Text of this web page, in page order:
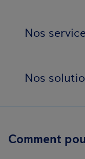
Nos
Nos
Comment